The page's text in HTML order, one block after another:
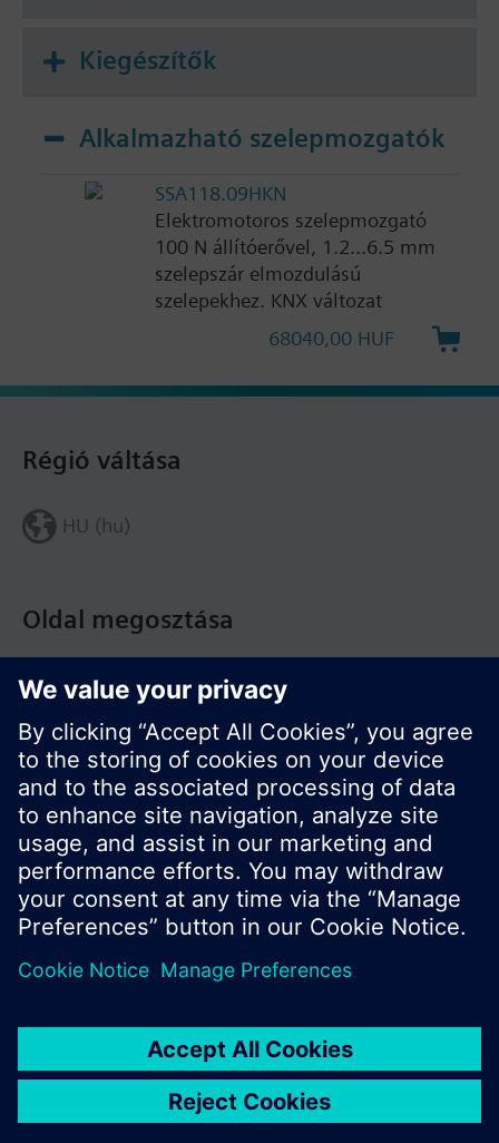
Kiegészítők
Alkalmazható szelepmozgatók
SSA118.09HKN
Elektromotoros szelepmozgató
100 N állítóerővel, 1.2...6.5 mm
szelepszár elmozdulású
szelepekhez. KNX változat
68040,00 HUF
Oldal megosztása
Régió váltása
HU (hu)
© Siemens Switzerland Ltd. Building Technologies
Division - 2016
A termékválaszték és az árak országonként
Biztonsági előírás
A felhasználás feltételei